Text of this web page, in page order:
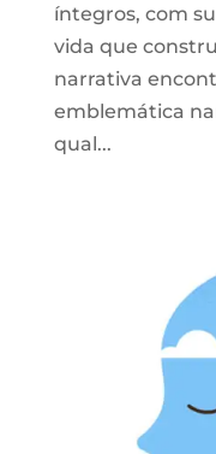
íntegros, com
vida que
narrativa
emblemática
qual...